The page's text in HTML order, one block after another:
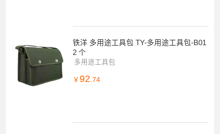
铁洋 多用途工具包 TY-多用途工具包-B01
2 个
多用途工具包
￥ 92 .74